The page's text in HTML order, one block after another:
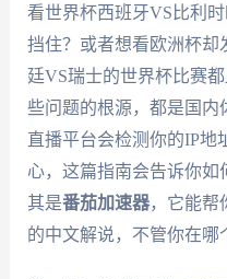
看世界杯西班牙VS比利
挡住？或者想看欧洲杯却
廷VS瑞士的世界杯比赛
些问题的根源，都是国
直播平台会检测你的IP地
心，这篇指南会告诉你
其是番茄加速器，它能帮
的中文解说，不管你在哪